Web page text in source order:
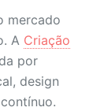
mercado
A Criação
por
design